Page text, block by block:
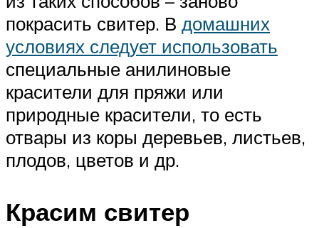
покрасить свитер. В домашних
условиях следует использовать
специальные анилиновые
красители для пряжи или
природные красители, то есть
отвары из коры деревьев, листьев,
плодов, цветов и др.
Красим свитер